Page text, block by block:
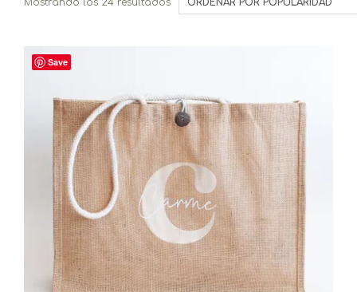
Mostrando los 24 resultados
por
Save